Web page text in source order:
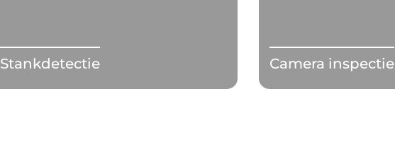
Stankdetectie Camera inspectie